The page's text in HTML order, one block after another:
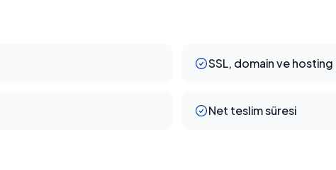
SSL, domain ve hosting
Net teslim süresi